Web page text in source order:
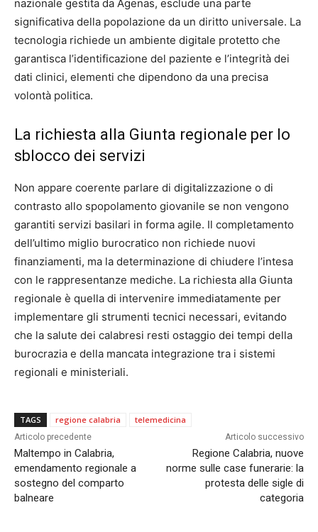
nazionale gestita da Agenas, esclude una parte
significativa della popolazione da un diritto universale. La
tecnologia richiede un ambiente digitale protetto che
garantisca l’identificazione del paziente e l’integrità dei
dati clinici, elementi che dipendono da una precisa
volontà politica.
La richiesta alla Giunta regionale per lo
sblocco dei servizi
Non appare coerente parlare di digitalizzazione o di
contrasto allo spopolamento giovanile se non vengono
garantiti servizi basilari in forma agile. Il completamento
dell’ultimo miglio burocratico non richiede nuovi
finanziamenti, ma la determinazione di chiudere l’intesa
con le rappresentanze mediche. La richiesta alla Giunta
regionale è quella di intervenire immediatamente per
implementare gli strumenti tecnici necessari, evitando
che la salute dei calabresi resti ostaggio dei tempi della
burocrazia e della mancata integrazione tra i sistemi
regionali e ministeriali.
TAGS regione calabria telemedicina
Articolo precedente
Maltempo in Calabria,
emendamento regionale a
sostegno del comparto
balneare
Articolo successivo
Regione Calabria, nuove
norme sulle case funerarie: la
protesta delle sigle di
categoria